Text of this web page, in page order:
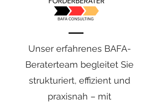
Unser erfahrenes BAFA-
Beraterteam begleitet Sie
strukturiert, effizient und
praxisnah – mit